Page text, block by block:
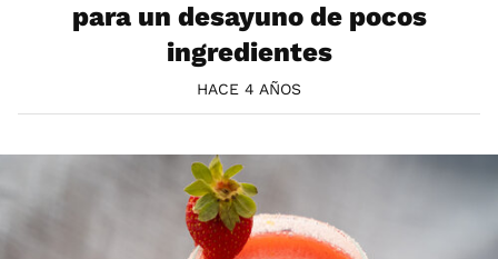
para un desayuno de pocos
ingredientes
HACE 4 AÑOS